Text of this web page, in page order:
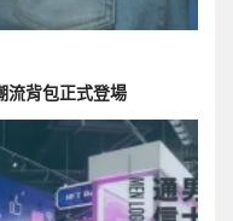
流背包正式登場